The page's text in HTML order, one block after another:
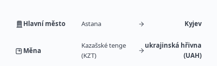
Hlavní město Astana Kyjev
Měna
Kazašské tenge
(KZT)
ukrajinská hřivna
(UAH)